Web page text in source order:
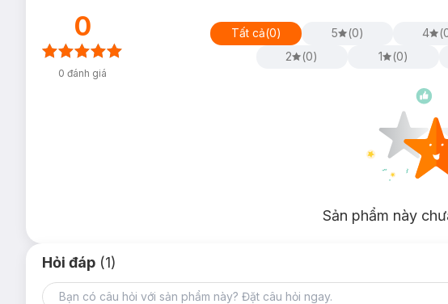
0
0 đánh giá
Tất cả(0) 5 (0) 4 (
2
(0) 1 (0)
Sản phẩm này
Hỏi đáp (1)